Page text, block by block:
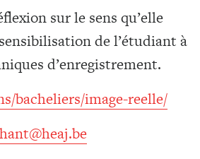
sur le sens qu’elle
de l’étudiant à
d’enregistrement.
bacheliers/image-reelle/